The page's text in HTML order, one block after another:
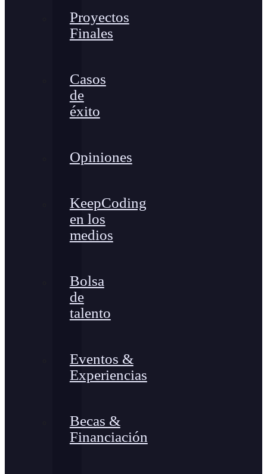
Proyectos
Finales
Casos
de
éxito
Opiniones
KeepCoding
en los
medios
Bolsa
de
talento
Eventos &
Experiencias
Becas &
Financiación